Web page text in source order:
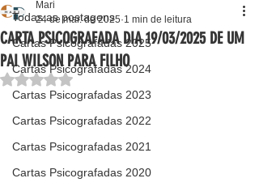
Todas as postagens
Cartas Psicografadas 2025
Cartas Psicografadas 2024
Cartas Psicografadas 2023
Cartas Psicografadas 2022
Cartas Psicografadas 2021
Cartas Psicografadas 2020
CARTA PSICOGRAFADA DIA 19/03/2025 DE UM
PAI WILSON PARA FILHO
Mari
24 de mar. de 2025 1 min de leitura
Avaliado com NaN de 5 estrelas.